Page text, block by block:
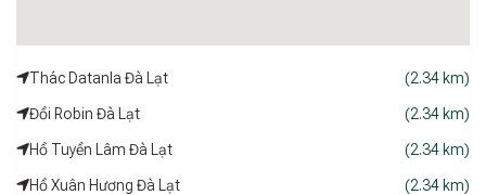
Thác Datanla Đà Lạt (2.34 km)
Đồi Robin Đà Lạt (2.34 km)
Hồ Tuyền Lâm Đà Lạt (2.34 km)
Hồ Xuân Hương Đà Lạt (2.34 km)